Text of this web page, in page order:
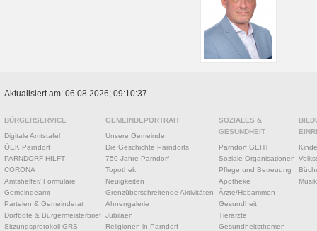
Aktualisiert am: 06.08.2026; 09:10:37
BÜRGERSERVICE
Digitale Amtstafel
ÖEK Parndorf
PARNDORF HILFT
CORONA
Amtshelfer/ Formulare
Gemeindeamt
Parteien & Gemeinderat
Dorfbote & Bürgermeisterbrief
Sitzungsprotokoll GRS
GEMEINDEPORTRAIT
Unsere Gemeinde
Die Geschichte Parndorfs
750 Jahre Parndorf
Topothek
Neuigkeiten
Grenzüberschreitende Aktivitäten
Ahnengalerie
Jubiläen
Religionen in Parndorf
SOZIALES &
GESUNDHEIT
Parndorf GEHT
Soziale Organisationen
Pflege und Betreuung
Apotheke
Ärzte/Hebammen
Gesundheit
Tierärzte
Gesundheitsthemen